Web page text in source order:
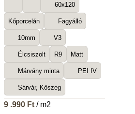
60x120
Kőporcelán Fagyálló
10mm V3
Élcsiszolt R9 Matt
Márvány minta PEI IV
Sárvár, Kőszeg
9 .990 Ft/ m2